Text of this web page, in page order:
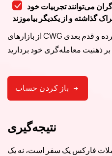
می‌توانند تجربیات خود
از بازارهای CWG بازدید کنید تا منابع ما را کاوش کرده و قدم بعدی
باز کردن حساب
نتیجه‌گیری
فارکس یک سفر است، نه یک